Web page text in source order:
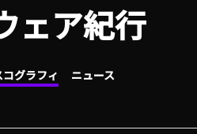
る質問
ェア紀行
コグラフィ ニュース